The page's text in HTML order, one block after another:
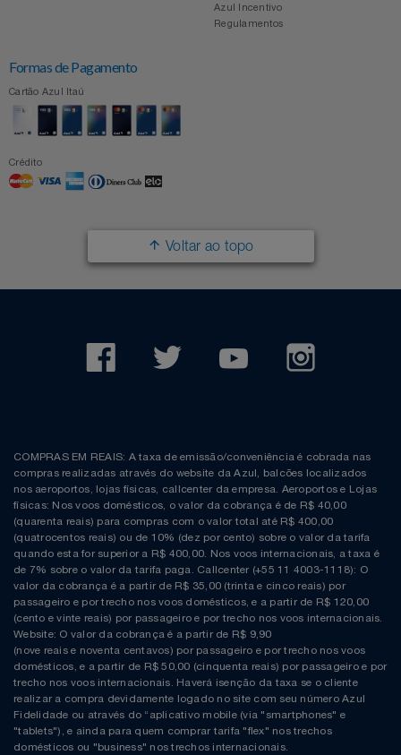
Azul Incentivo
Regulamentos
Formas de Pagamento
Cartão Azul Itaú
Crédito
Voltar ao topo
COMPRAS EM REAIS: A taxa de emissão/conveniência é cobrada nas
compras realizadas através do website da Azul, balcões localizados
nos aeroportos, lojas físicas, callcenter da empresa. Aeroportos e Lojas
físicas: Nos voos domésticos, o valor da cobrança é de R$ 40,00
(quarenta reais) para compras com o valor total até R$ 400,00
(quatrocentos reais) ou de 10% (dez por cento) sobre o valor da tarifa
quando esta for superior a R$ 400,00. Nos voos internacionais, a taxa é
de 7% sobre o valor da tarifa paga. Callcenter (+55 11 4003-1118): O
valor da cobrança é a partir de R$ 35,00 (trinta e cinco reais) por
passageiro e por trecho nos voos domésticos, e a partir de R$ 120,00
(cento e vinte reais) por passageiro e por trecho nos voos internacionais.
Website: O valor da cobrança é a partir de R$ 9,90
(nove reais e noventa centavos) por passageiro e por trecho nos voos
domésticos, e a partir de R$ 50,00 (cinquenta reais) por passageiro e por
trecho nos voos internacionais. Haverá isenção da taxa se o cliente
realizar a compra devidamente logado no site com seu número Azul
Fidelidade ou através do “aplicativo mobile (via "smartphones" e
"tablets"), e ainda para quem comprar tarifa "flex" nos trechos
domésticos ou "business" nos trechos internacionais.